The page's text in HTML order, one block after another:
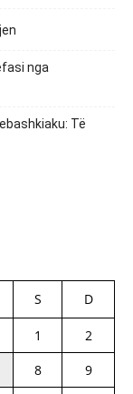
nga
Të
S D
1
2
8
9